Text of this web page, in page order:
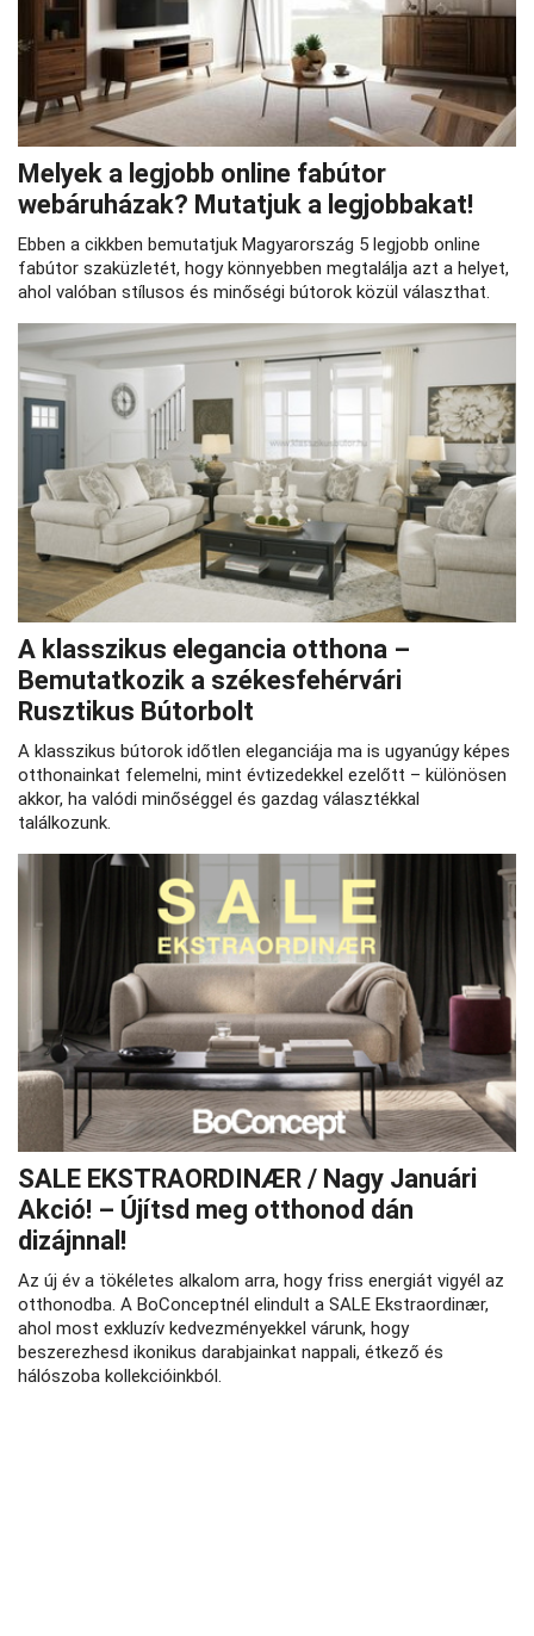
Melyek a legjobb online fabútor
webáruházak? Mutatjuk a legjobbakat!
Ebben a cikkben bemutatjuk Magyarország 5 legjobb online
fabútor szaküzletét, hogy könnyebben megtalálja azt a helyet,
ahol valóban stílusos és minőségi bútorok közül választhat.
A klasszikus elegancia otthona –
Bemutatkozik a székesfehérvári
Rusztikus Bútorbolt
A klasszikus bútorok időtlen eleganciája ma is ugyanúgy képes
otthonainkat felemelni, mint évtizedekkel ezelőtt – különösen
akkor, ha valódi minőséggel és gazdag választékkal
találkozunk.
SALE EKSTRAORDINÆR / Nagy Januári
Akció! – Újítsd meg otthonod dán
dizájnnal!
Az új év a tökéletes alkalom arra, hogy friss energiát vigyél az
otthonodba. A BoConceptnél elindult a SALE Ekstraordinær,
ahol most exkluzív kedvezményekkel várunk, hogy
beszerezhesd ikonikus darabjainkat nappali, étkező és
hálószoba kollekcióinkból.